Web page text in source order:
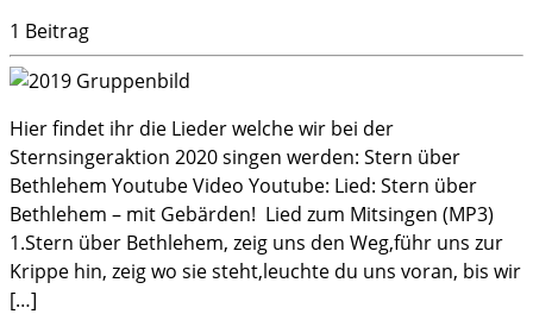
1 Beitrag
Hier findet ihr die Lieder welche wir bei der
Sternsingeraktion 2020 singen werden: Stern über
Bethlehem Youtube Video Youtube: Lied: Stern über
Bethlehem – mit Gebärden! Lied zum Mitsingen (MP3)
1.Stern über Bethlehem, zeig uns den Weg,führ uns zur
Krippe hin, zeig wo sie steht,leuchte du uns voran, bis wir
[…]